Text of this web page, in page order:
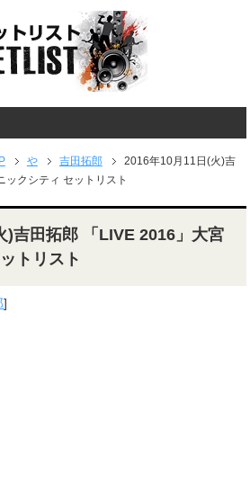
や 吉田拓郎
2016年10月11日(火)吉
ックシティ セットリスト
)吉田拓郎 「LIVE 2016」大宮
トリスト
]